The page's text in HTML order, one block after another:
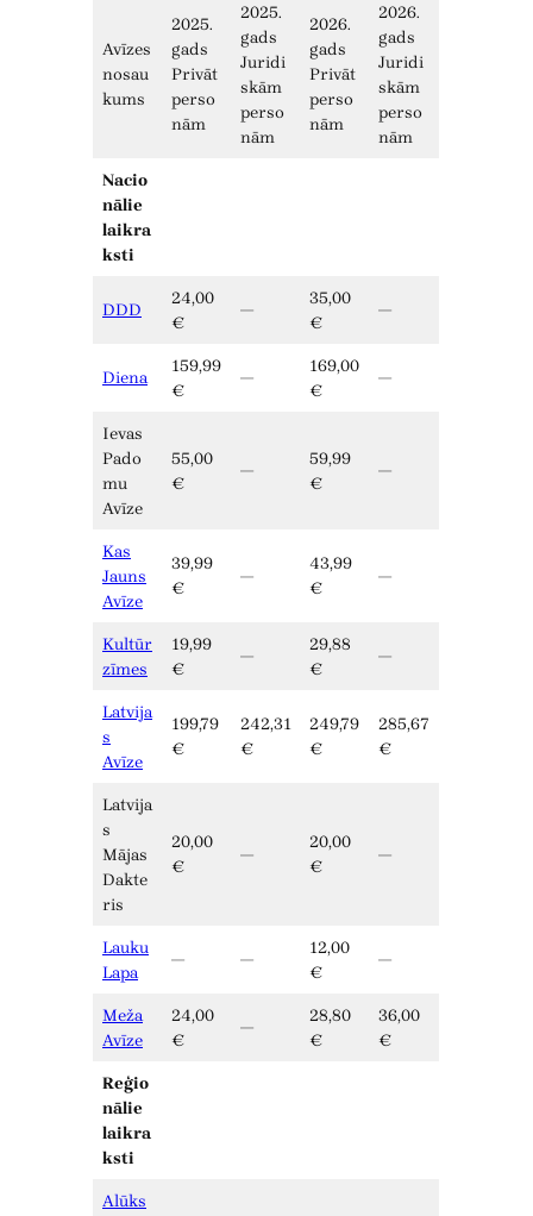
Avīzes
nosau
kums
2025.
gads
Privāt
perso
nām
2025.
gads
Juridi
skām
perso
nām
2026.
gads
Privāt
perso
nām
2026.
gads
Juridi
skām
perso
nām
Nacio
nālie
laikra
ksti
DDD
24,00
€
—
35,00
€
—
Diena
159,99
€
—
169,00
€
—
Ievas
Pado
mu
Avīze
55,00
€
—
59,99
€
—
Kas
Jauns
Avīze
39,99
€
—
43,99
€
—
Kultūr
zīmes
19,99
€
—
29,88
€
—
Latvija
s
Avīze
199,79
€
242,31
€
249,79
€
285,67
€
Latvija
s
Mājas
Dakte
ris
20,00
€
—
20,00
€
—
Lauku
Lapa
— —
12,00
€
—
Meža
Avīze
24,00
€
—
28,80
€
36,00
€
Reģio
nālie
laikra
ksti
Alūks